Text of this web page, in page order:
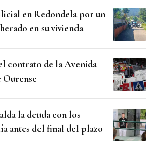
en Redondela por un
en su vivienda
contrato de la Avenida
Ourense
la deuda con los
antes del final del plazo